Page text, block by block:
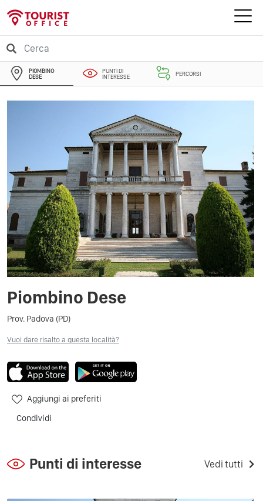
PIOMBINO
DESE
PUNTI DI
INTERESSE
PERCORSI
Piombino Dese
Prov. Padova (PD)
Vuoi dare risalto a questa località?
Aggiungi ai preferiti
Condividi
Punti di interesse Vedi tutti